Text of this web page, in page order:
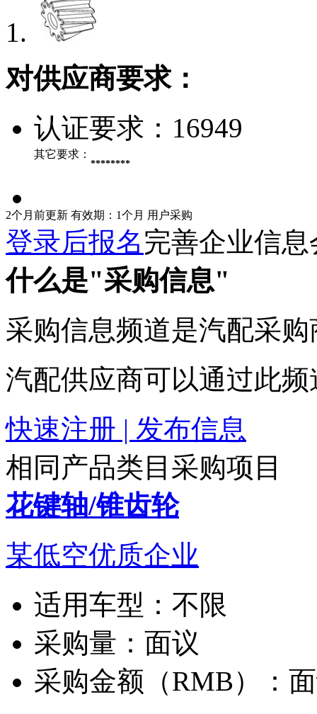
对供应商要求：
认证要求： 16949
其它要求：
********
2个月前更新 有效期：1个月 用户采购
登录后报名完善企业信
什么是"采购信息"
采购信息频道是汽配采
汽配供应商可以通过此
快速注册 | 发布信息
相同产品类目采购项目
花键轴/锥齿轮
某低空优质企业
适用车型： 不限
采购量： 面议
采购金额（RMB）：